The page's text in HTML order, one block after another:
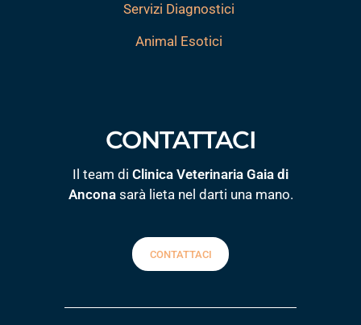
Servizi Diagnostici
Animal Esotici
CONTATTACI
Il team di Clinica Veterinaria Gaia di
Anconasarà lieta nel darti una mano.
CONTATTACI